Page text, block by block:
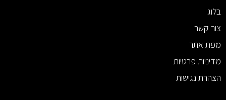
בלוג
צור קשר
מפת אתר
מדיניות פרטיות
הצהרת נגישות